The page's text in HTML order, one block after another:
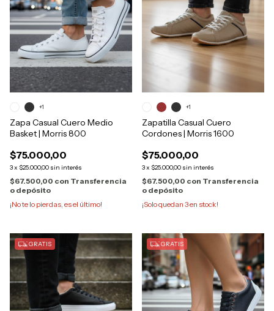
Zapa Casual Cuero Medio
Basket | Morris 800
$75.000,00
3x $25.000,00 sin interés
$67.500,00 con Transferencia
o depósito
¡No te lo pierdas, es el último!
+1
Zapatilla Casual Cuero
Cordones | Morris 1600
$75.000,00
3x $25.000,00 sin interés
$67.500,00 con Transferencia
o depósito
¡Solo quedan 3en stock!
+1
GRATIS GRATIS